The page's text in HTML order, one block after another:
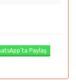
Paylaş